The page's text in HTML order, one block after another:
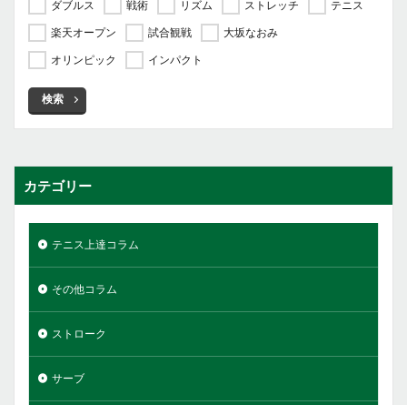
ダブルス 戦術 リズム ストレッチ
テニス
楽天オープン
試合観戦
大坂なおみ
オリンピック
インパクト
検索
カテゴリー
テニス上達コラム
その他コラム
ストローク
サーブ